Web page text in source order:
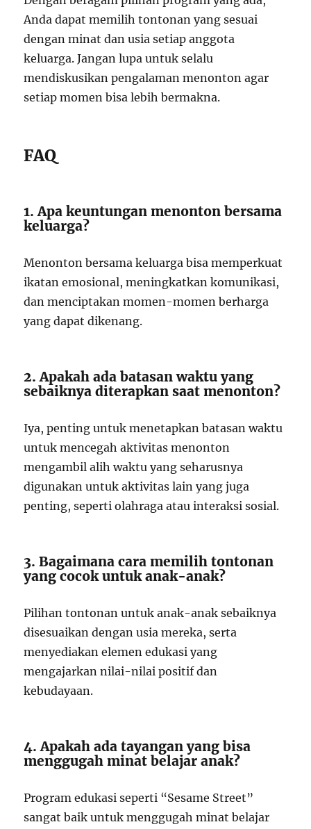
Anda dapat memilih tontonan yang sesuai
dengan minat dan usia setiap anggota
keluarga. Jangan lupa untuk selalu
mendiskusikan pengalaman menonton agar
setiap momen bisa lebih bermakna.
FAQ
1. Apa keuntungan menonton bersama
keluarga?
Menonton bersama keluarga bisa memperkuat
ikatan emosional, meningkatkan komunikasi,
dan menciptakan momen-momen berharga
yang dapat dikenang.
2. Apakah ada batasan waktu yang
sebaiknya diterapkan saat menonton?
Iya, penting untuk menetapkan batasan waktu
untuk mencegah aktivitas menonton
mengambil alih waktu yang seharusnya
digunakan untuk aktivitas lain yang juga
penting, seperti olahraga atau interaksi sosial.
3. Bagaimana cara memilih tontonan
yang cocok untuk anak-anak?
Pilihan tontonan untuk anak-anak sebaiknya
disesuaikan dengan usia mereka, serta
menyediakan elemen edukasi yang
mengajarkan nilai-nilai positif dan
kebudayaan.
4. Apakah ada tayangan yang bisa
menggugah minat belajar anak?
Program edukasi seperti “Sesame Street”
sangat baik untuk menggugah minat belajar